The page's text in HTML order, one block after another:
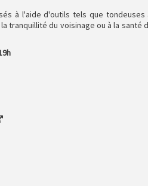
à l'aide d'outils tels que
tranquillité du voisinage ou à la